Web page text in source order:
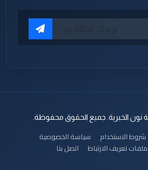
شروط الاستخدام
سياسة الخصوصية
تعريف الارتباط
اتصل بنا